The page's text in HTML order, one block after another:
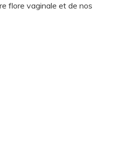
flore vaginale et de nos